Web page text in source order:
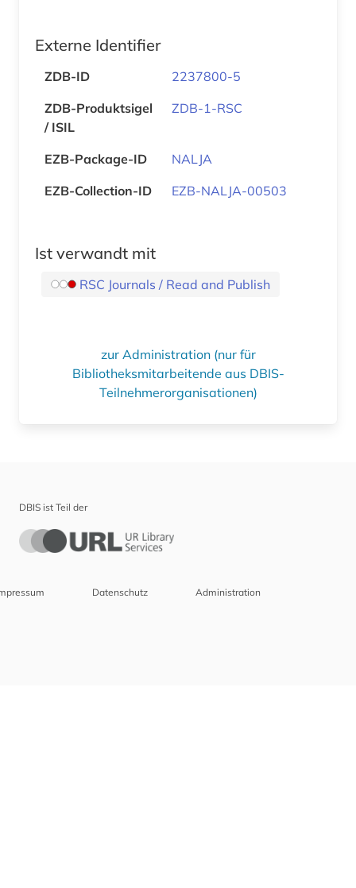
Externe Identifier
ZDB-ID
2237800-5
ZDB-Produktsigel
/ ISIL
ZDB-1-RSC
EZB-Package-ID
NALJA
EZB-Collection-ID
EZB-NALJA-00503
Ist verwandt mit
RSC Journals / Read and Publish
zur Administration (nur für
Bibliotheksmitarbeitende aus DBIS-
Teilnehmerorganisationen)
DBIS ist Teil der
Datenschutz Administration